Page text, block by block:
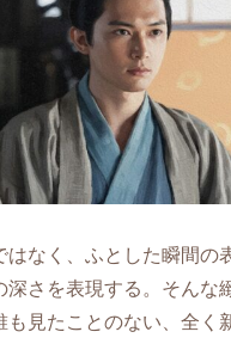
はなく、ふとした瞬間の
深さを表現する。そんな
も見たことのない、全く